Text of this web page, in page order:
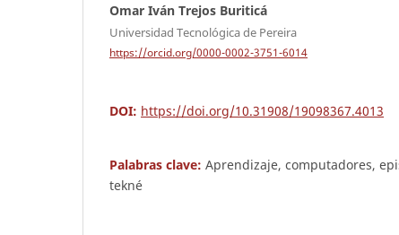
Omar Iván Trejos Buriticá
Universidad Tecnológica de Pereira
https://orcid.org/0000-0002-3751-6014
DOI: https://doi.org/10.31908/19098367.4013
Palabras clave: Aprendizaje, computadores,
tekné